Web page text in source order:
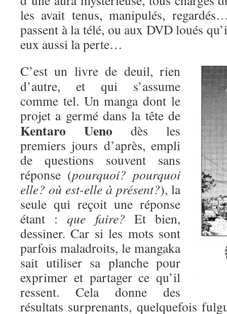
les avait tenus, manipulés,
passent à la télé, ou aux DVD loués
eux aussi la perte…
C’est un livre de deuil, rien
d’autre, et qui s’assume
comme tel. Un manga dont le
projet a germé dans la tête de
Kentaro Ueno dès les
premiers jours d’après, empli
de questions souvent sans
réponse (pourquoi? pourquoi
elle? où est-elle à présent?), la
seule qui reçoit une réponse
étant :que faire? Et bien,
dessiner. Car si les mots sont
parfois maladroits, le mangaka
sait utiliser sa planche pour
exprimer et partager ce qu’il
ressent. Cela donne des
résultats surprenants, quelquefois